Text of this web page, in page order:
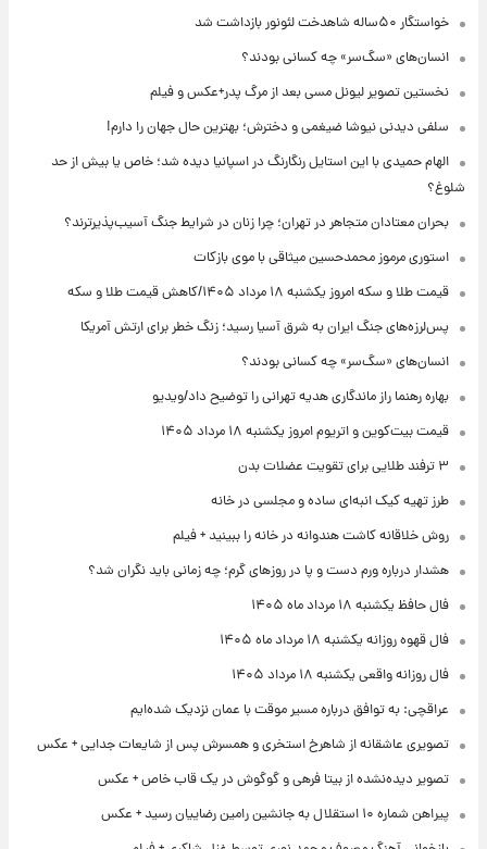
خواستگار ۵۰ساله شاهدخت لئونور بازداشت شد
انسان‌های «سگ‌سر» چه کسانی بودند؟
نخستین تصویر لیونل مسی بعد از مرگ پدر+عکس و فیلم
سلفی دیدنی نیوشا ضیغمی و دخترش؛ بهترین حال جهان را دارم!
الهام حمیدی با این استایل رنگارنگ در اسپانیا دیده شد؛ خاص یا بیش از حد
شلوغ؟
بحران معتادان متجاهر در تهران؛ چرا زنان در شرایط جنگ آسیب‌پذیرترند؟
استوری مرموز محمدحسین میثاقی با موی بازکات
قیمت طلا و سکه امروز یکشنبه ۱۸ مرداد ۱۴۰۵/کاهش قیمت طلا و سکه
پس‌لرزه‌های جنگ ایران به شرق آسیا رسید؛ زنگ خطر برای ارتش آمریکا
انسان‌های «سگ‌سر» چه کسانی بودند؟
بهاره رهنما راز ماندگاری هدیه تهرانی را توضیح داد/ویدیو
قیمت بیت‌کوین و اتریوم امروز یکشنبه ۱۸ مرداد ۱۴۰۵
۳ ترفند طلایی برای تقویت عضلات بدن
طرز تهیه کیک انبه‌ای ساده و مجلسی در خانه
روش خلاقانه کاشت هندوانه در خانه را ببینید + فیلم
هشدار درباره ورم دست و پا در روزهای گرم؛ چه زمانی باید نگران شد؟
فال حافظ یکشنبه ۱۸ مرداد ماه ۱۴۰۵
فال قهوه روزانه یکشنبه ۱۸ مرداد ماه ۱۴۰۵
فال روزانه واقعی یکشنبه ۱۸ مرداد ۱۴۰۵
عراقچی: به توافق درباره مسیر موقت با عمان نزدیک شده‌ایم
تصویری عاشقانه از شاهرخ استخری و همسرش پس از شایعات جدایی + عکس
تصویر دیده‌نشده از بیتا فرهی و گوگوش در یک قاب خاص + عکس
پیراهن شماره ۱۰ استقلال به جانشین رامین رضاییان رسید + عکس